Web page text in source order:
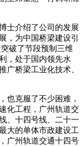
士介绍了公司的发展
，为中国桥梁建设引
破了节段预制三维
，处于国内领先水
广桥梁工业化技术、
也克服了不少困难，
化工程，广州轨道交
、十四号线、二十一
大的单体市政建设工
广州轨道交通十四号